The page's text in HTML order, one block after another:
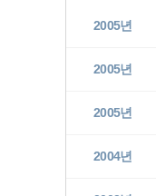
2005년
2005년
2005년
2004년